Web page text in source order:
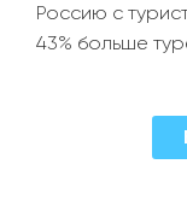
Россию с
43% больше